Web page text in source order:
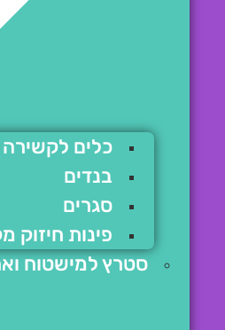
כלים לקשירה
בנדים
סגרים
פינות חיזוק
סטרץ למישטוח